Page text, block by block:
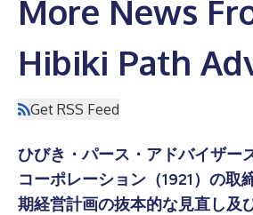
More News
Hibiki Path
Get RSS Feed
ひびき・パース・アドバイザー
コーポレーション（1921）の取
期経営計画の抜本的な見直し及